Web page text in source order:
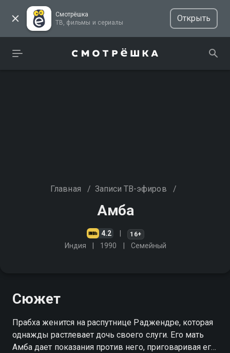
Смотрёшка
ТВ, фильмы и сериалы
Открыть
Главная / Записи ТВ-эфиров /
Амба
4.2 16+
Индия 1990 Cемейный
Сюжет
Прабха женится на распутнице Раджендре, которая
однажды растлевает дочь своего слуги. Его мать
Амба дает показания против него, приговаривая его